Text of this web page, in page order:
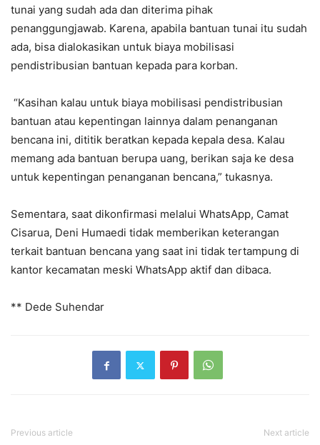
tunai yang sudah ada dan diterima pihak
penanggungjawab. Karena, apabila bantuan tunai itu sudah
ada, bisa dialokasikan untuk biaya mobilisasi
pendistribusian bantuan kepada para korban.
“Kasihan kalau untuk biaya mobilisasi pendistribusian
bantuan atau kepentingan lainnya dalam penanganan
bencana ini, dititik beratkan kepada kepala desa. Kalau
memang ada bantuan berupa uang, berikan saja ke desa
untuk kepentingan penanganan bencana,” tukasnya.
Sementara, saat dikonfirmasi melalui WhatsApp, Camat
Cisarua, Deni Humaedi tidak memberikan keterangan
terkait bantuan bencana yang saat ini tidak tertampung di
kantor kecamatan meski WhatsApp aktif dan dibaca.
** Dede Suhendar
Previous article Next article